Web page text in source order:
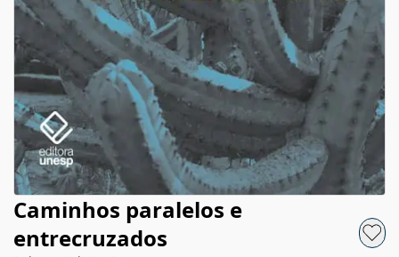
Caminhos paralelos e
entrecruzados